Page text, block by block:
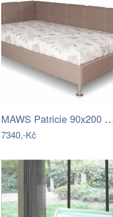
MAWS Patricie
7340,-Kč